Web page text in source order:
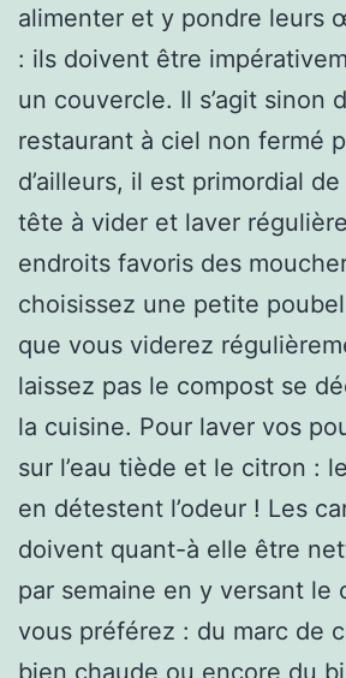
alimenter et y pondre leurs
: ils doivent être
un couvercle. Il s’agit sinon
restaurant à ciel non fermé
d’ailleurs, il est primordial
tête à vider et laver
endroits favoris des
choisissez une petite
que vous viderez
laissez pas le compost se
la cuisine. Pour laver vos
sur l’eau tiède et le citron :
en détestent l’odeur ! Les
doivent quant-à elle être
par semaine en y versant le
vous préférez : du marc de
bien chaude ou encore du